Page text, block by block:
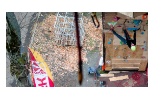
Брюки
Флисовая одежда
Куртки
Брюки
Жилеты
Термобелье
Теплое термобелье
Среднее термобелье